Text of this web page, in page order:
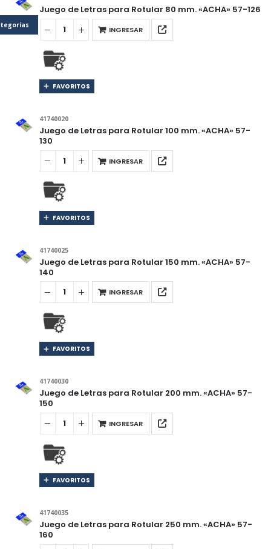
Juego de Letras para Rotular 80 mm. «ACHA» 57-126
INGRESAR
FAVORITOS
41740020
Juego de Letras para Rotular 100 mm. «ACHA» 57-
130
INGRESAR
FAVORITOS
41740025
Juego de Letras para Rotular 150 mm. «ACHA» 57-
140
INGRESAR
FAVORITOS
41740030
Juego de Letras para Rotular 200 mm. «ACHA» 57-
150
INGRESAR
FAVORITOS
41740035
Juego de Letras para Rotular 250 mm. «ACHA» 57-
160